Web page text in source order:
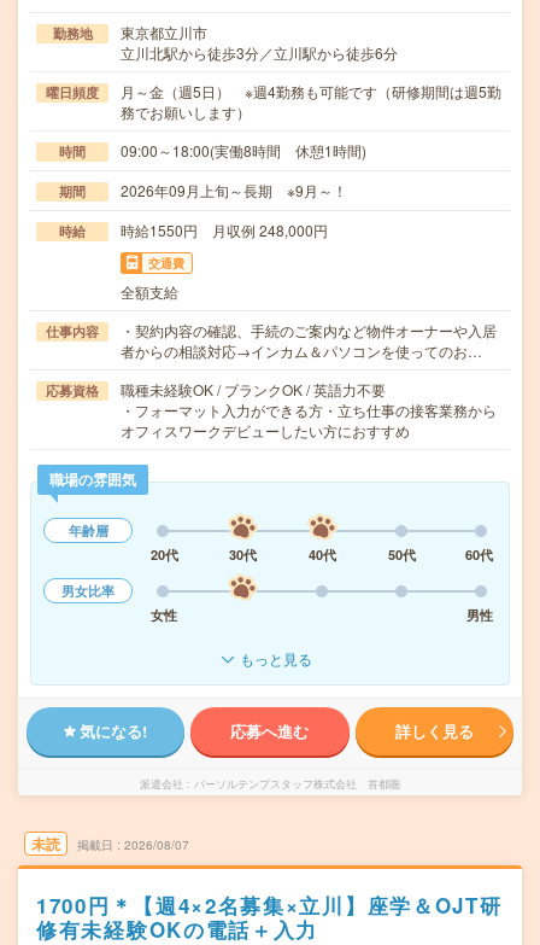
勤務地
東京都立川市
立川北駅から徒歩3分／立川駅から徒歩6分
曜日頻度
月～金（週5日） ※週4勤務も可能です（研修期間は週5勤
務でお願いします）
時間 09:00～18:00(実働8時間 休憩1時間)
期間 2026年09月上旬～長期 ※9月～！
時給 時給1550円 月収例 248,000円
交通費
全額支給
仕事内容
・契約内容の確認、手続のご案内など物件オーナーや入居
者からの相談対応→インカム＆パソコンを使ってのお…
応募資格
職種未経験OK / ブランクOK / 英語力不要
・フォーマット入力ができる方・立ち仕事の接客業務から
オフィスワークデビューしたい方におすすめ
職場の雰囲気
年齢層
20代
30代 40代 50代
60代
男女比率
女性
男性
もっと見る
気になる! 応募へ進む 詳しく見る
派遣会社 パーソルテンプスタッフ株式会社 首都圏
未読 掲載日 2026/08/07
1700円＊【週4×2名募集×立川】座学＆OJT研
修有未経験OKの電話＋入力